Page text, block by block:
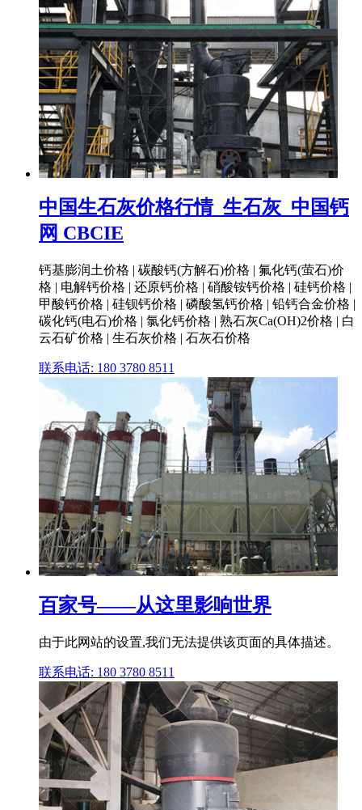
中国生石灰价格行情_生石灰_中国钙
网 CBCIE
钙基膨润土价格 | 碳酸钙(方解石)价格 | 氟化钙(萤石)价
格 | 电解钙价格 | 还原钙价格 | 硝酸铵钙价格 | 硅钙价格 |
甲酸钙价格 | 硅钡钙价格 | 磷酸氢钙价格 | 铅钙合金价格 |
碳化钙(电石)价格 | 氯化钙价格 | 熟石灰Ca(OH)2价格 | 白
云石矿价格 | 生石灰价格 | 石灰石价格
联系电话: 180 3780 8511
百家号——从这里影响世界
由于此网站的设置,我们无法提供该页面的具体描述。
联系电话: 180 3780 8511